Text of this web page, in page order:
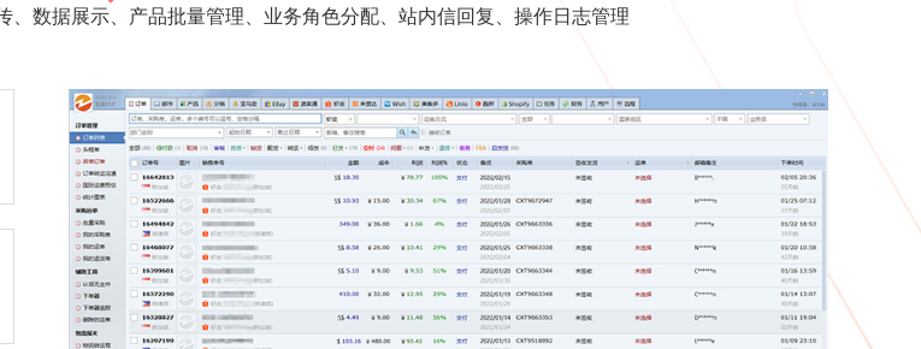
数据展示、产品批量管理、业务角色分配、站内信回复、操作日志管理